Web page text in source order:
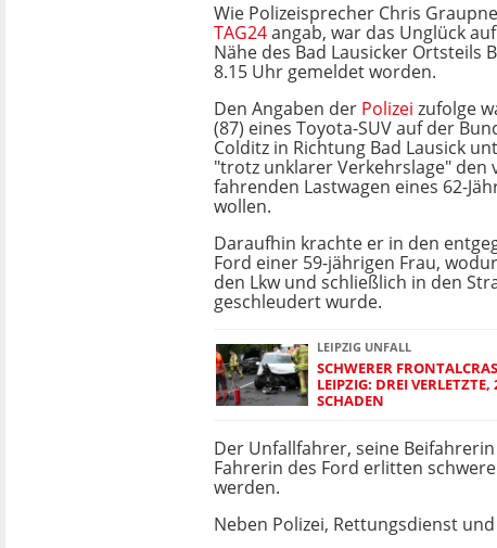
Wie Polizeisprecher Chris
TAG24angab, war das Unglück
Nähe des Bad Lausicker Ortsteils
8.15 Uhr gemeldet worden.
Den Angaben der Polizei zufolge
(87) eines Toyota-SUV auf der
Colditz in Richtung Bad Lausick
"trotz unklarer Verkehrslage" den
fahrenden Lastwagen eines 62-
wollen.
Daraufhin krachte er in den
Ford einer 59-jährigen Frau,
den Lkw und schließlich in den
geschleudert wurde.
LEIPZIG UNFALL
SCHWERER
LEIPZIG: DREI
SCHADEN
Der Unfallfahrer, seine
Fahrerin des Ford erlitten
werden.
Neben Polizei, Rettungsdienst